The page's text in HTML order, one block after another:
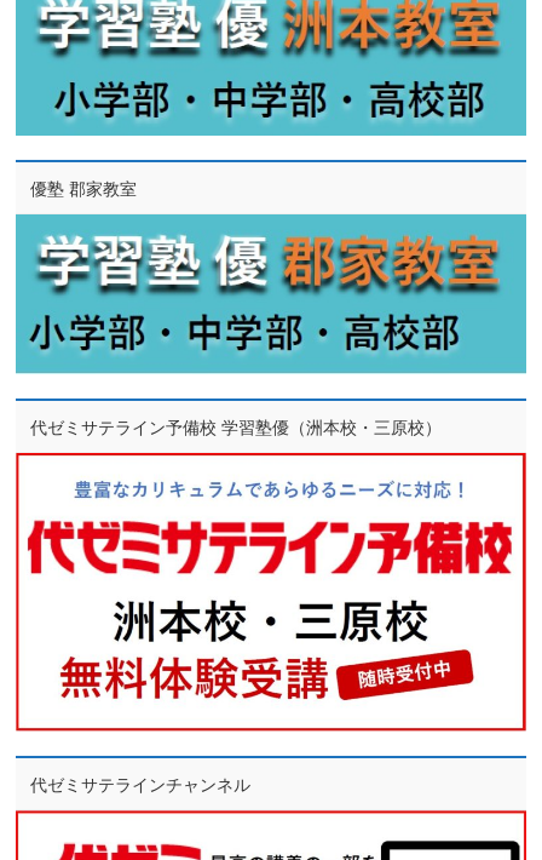
優塾 郡家教室
代ゼミサテライン予備校 学習塾優（洲本校・三原校）
代ゼミサテラインチャンネル